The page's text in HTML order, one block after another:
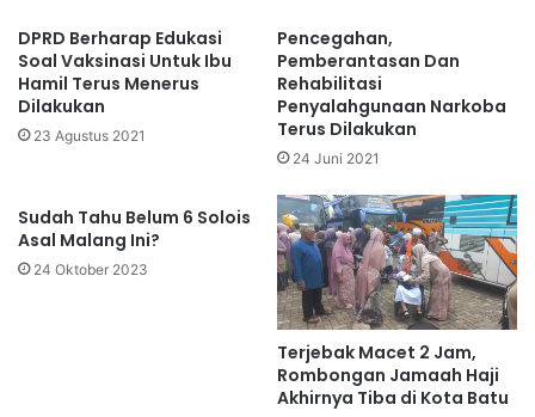
DPRD Berharap Edukasi
Soal Vaksinasi Untuk Ibu
Hamil Terus Menerus
Dilakukan
23 Agustus 2021
Pencegahan,
Pemberantasan Dan
Rehabilitasi
Penyalahgunaan Narkoba
Terus Dilakukan
24 Juni 2021
Sudah Tahu Belum 6 Solois
Asal Malang Ini?
24 Oktober 2023
Terjebak Macet 2 Jam,
Rombongan Jamaah Haji
Akhirnya Tiba di Kota Batu